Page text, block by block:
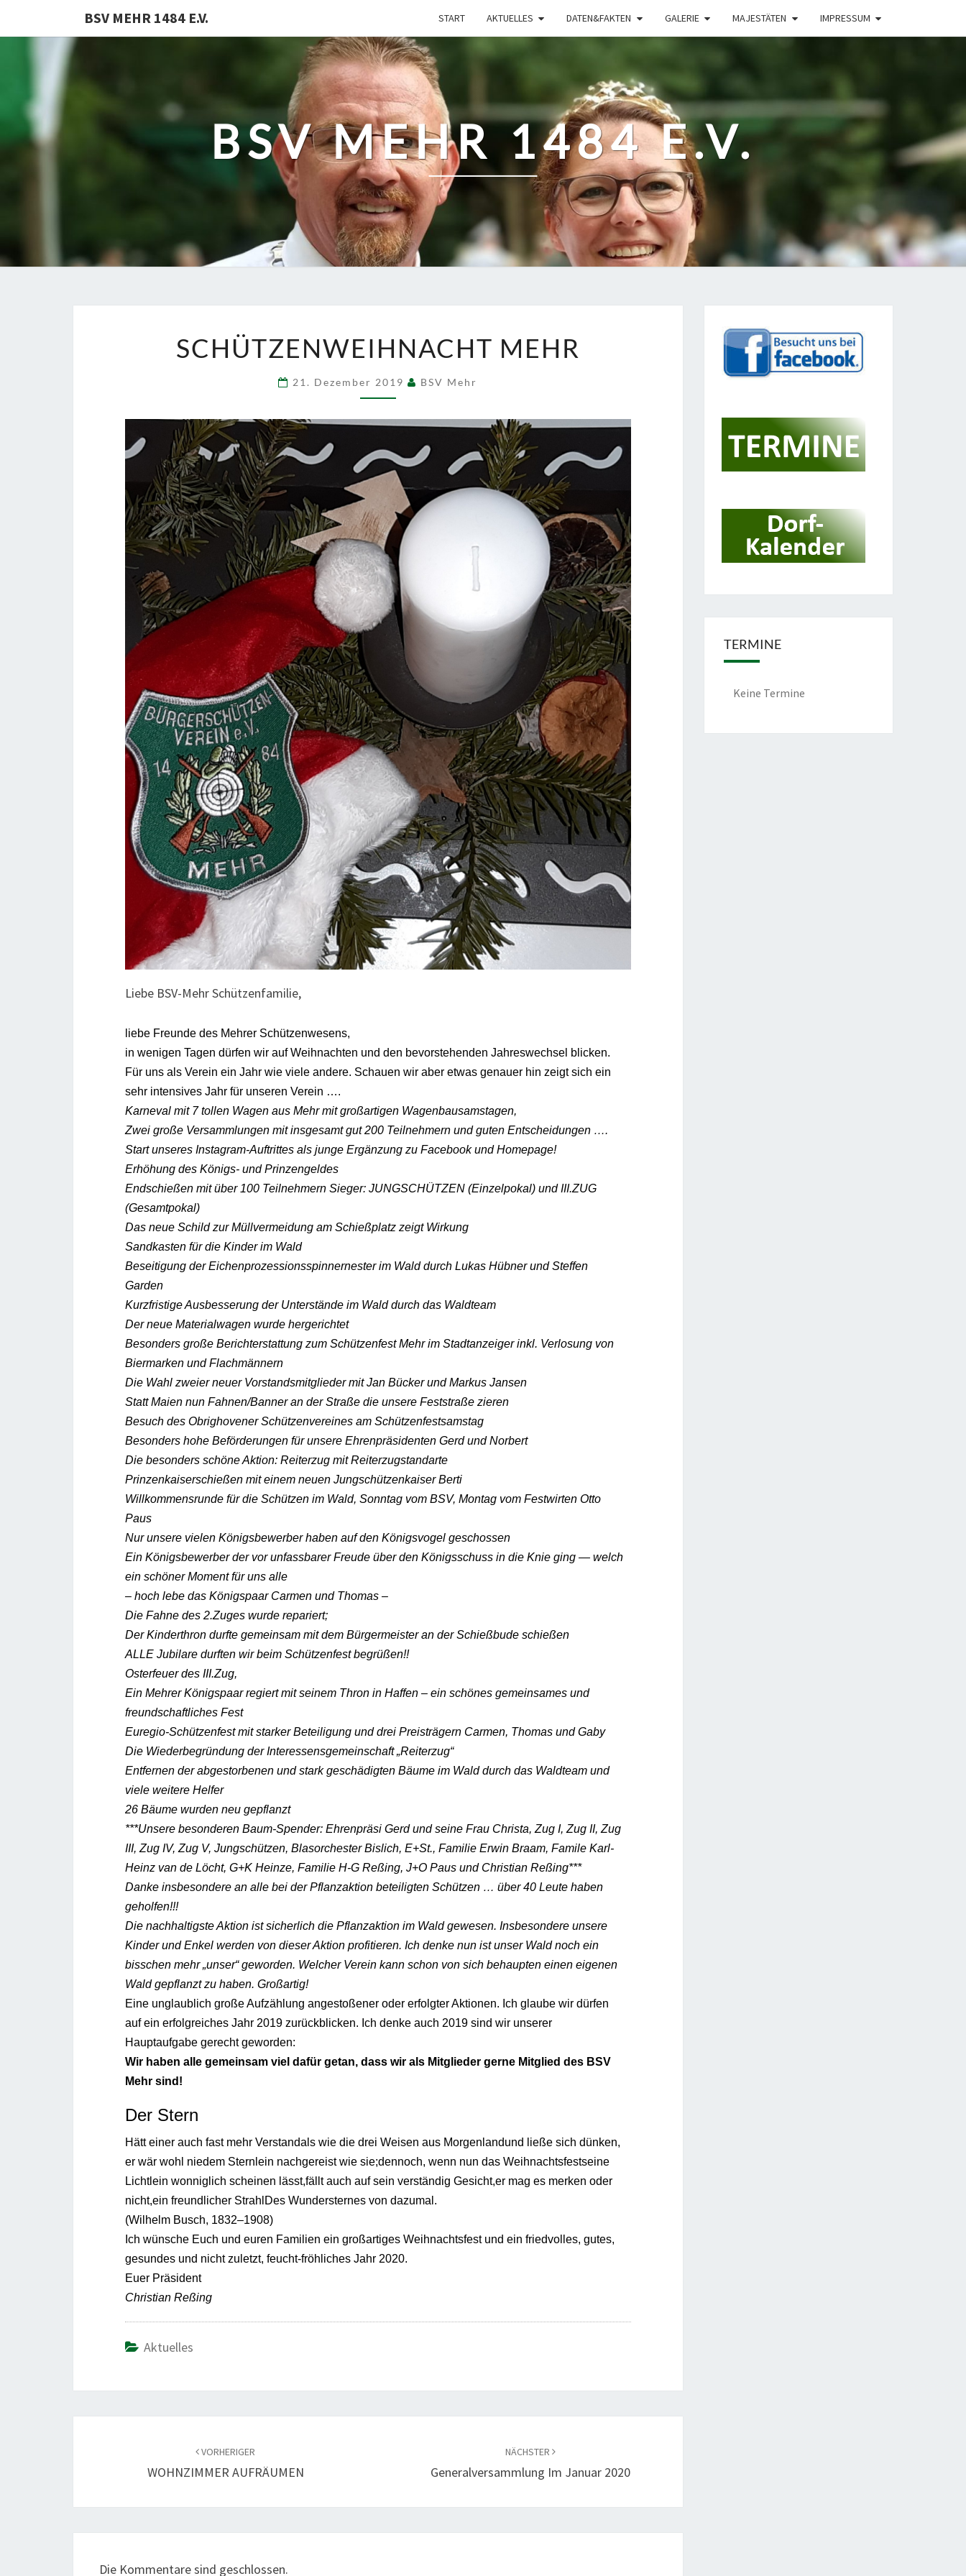
BSV MEHR 1484 E.V. START AKTUELLES DATEN&FAKTEN GALERIE MAJESTÄTEN IMPRESSUM
BSV MEHR 1484 E.V.
MEHR
SCHÜTZENWEIHNACHT MEHR
21. Dezember 2019 BSV Mehr
Liebe BSV-Mehr Schützenfamilie,
liebe Freunde des Mehrer Schützenwesens,
in wenigen Tagen dürfen wir auf Weihnachten und den bevorstehenden Jahreswechsel blicken.
Für uns als Verein ein Jahr wie viele andere. Schauen wir aber etwas genauer hin zeigt sich ein
sehr intensives Jahr für unseren Verein ….
Karneval mit 7 tollen Wagen aus Mehr mit großartigen Wagenbausamstagen,
Zwei große Versammlungen mit insgesamt gut 200 Teilnehmern und guten Entscheidungen ….
Start unseres Instagram-Auftrittes als junge Ergänzung zu Facebook und Homepage!
Erhöhung des Königs- und Prinzengeldes
Endschießen mit über 100 Teilnehmern Sieger: JUNGSCHÜTZEN (Einzelpokal) und III.ZUG
(Gesamtpokal)
Das neue Schild zur Müllvermeidung am Schießplatz zeigt Wirkung
Sandkasten für die Kinder im Wald
Beseitigung der Eichenprozessionsspinnernester im Wald durch Lukas Hübner und Steffen
Garden
Kurzfristige Ausbesserung der Unterstände im Wald durch das Waldteam
Der neue Materialwagen wurde hergerichtet
Besonders große Berichterstattung zum Schützenfest Mehr im Stadtanzeiger inkl. Verlosung von
Biermarken und Flachmännern
Die Wahl zweier neuer Vorstandsmitglieder mit Jan Bücker und Markus Jansen
Statt Maien nun Fahnen/Banner an der Straße die unsere Feststraße zieren
Besuch des Obrighovener Schützenvereines am Schützenfestsamstag
Besonders hohe Beförderungen für unsere Ehrenpräsidenten Gerd und Norbert
Die besonders schöne Aktion: Reiterzug mit Reiterzugstandarte
Prinzenkaiserschießen mit einem neuen Jungschützenkaiser Berti
Willkommensrunde für die Schützen im Wald, Sonntag vom BSV, Montag vom Festwirten Otto
Paus
Nur unsere vielen Königsbewerber haben auf den Königsvogel geschossen
Ein Königsbewerber der vor unfassbarer Freude über den Königsschuss in die Knie ging — welch
ein schöner Moment für uns alle
– hoch lebe das Königspaar Carmen und Thomas –
Die Fahne des 2.Zuges wurde repariert;
Der Kinderthron durfte gemeinsam mit dem Bürgermeister an der Schießbude schießen
ALLE Jubilare durften wir beim Schützenfest begrüßen!!
Osterfeuer des III.Zug,
Ein Mehrer Königspaar regiert mit seinem Thron in Haffen – ein schönes gemeinsames und
freundschaftliches Fest
Euregio-Schützenfest mit starker Beteiligung und drei Preisträgern Carmen, Thomas und Gaby
Die Wiederbegründung der Interessensgemeinschaft „Reiterzug“
Entfernen der abgestorbenen und stark geschädigten Bäume im Wald durch das Waldteam und
viele weitere Helfer
26 Bäume wurden neu gepflanzt
***Unsere besonderen Baum-Spender: Ehrenpräsi Gerd und seine Frau Christa, Zug I, Zug II, Zug
III, Zug IV, Zug V, Jungschützen, Blasorchester Bislich, E+St., Familie Erwin Braam, Famile Karl-
Heinz van de Löcht, G+K Heinze, Familie H-G Reßing, J+O Paus und Christian Reßing***
Danke insbesondere an alle bei der Pflanzaktion beteiligten Schützen … über 40 Leute haben
geholfen!!!
Die nachhaltigste Aktion ist sicherlich die Pflanzaktion im Wald gewesen. Insbesondere unsere
Kinder und Enkel werden von dieser Aktion profitieren. Ich denke nun ist unser Wald noch ein
bisschen mehr „unser“ geworden. Welcher Verein kann schon von sich behaupten einen eigenen
Wald gepflanzt zu haben. Großartig!
Eine unglaublich große Aufzählung angestoßener oder erfolgter Aktionen. Ich glaube wir dürfen
auf ein erfolgreiches Jahr 2019 zurückblicken. Ich denke auch 2019 sind wir unserer
Hauptaufgabe gerecht geworden:
Wir haben alle gemeinsam viel dafür getan, dass wir als Mitglieder gerne Mitglied des BSV
Mehr sind!
Der Stern
Hätt einer auch fast mehr Verstandals wie die drei Weisen aus Morgenlandund ließe sich dünken,
er wär wohl niedem Sternlein nachgereist wie sie;dennoch, wenn nun das Weihnachtsfestseine
Lichtlein wonniglich scheinen lässt,fällt auch auf sein verständig Gesicht,er mag es merken oder
nicht,ein freundlicher StrahlDes Wundersternes von dazumal.
(Wilhelm Busch, 1832–1908)
Ich wünsche Euch und euren Familien ein großartiges Weihnachtsfest und ein friedvolles, gutes,
gesundes und nicht zuletzt, feucht-fröhliches Jahr 2020.
Euer Präsident
Christian Reßing
Aktuelles
VORHERIGER
WOHNZIMMER AUFRÄUMEN
NÄCHSTER
Generalversammlung Im Januar 2020
Die Kommentare sind geschlossen.
TERMINE
Keine Termine